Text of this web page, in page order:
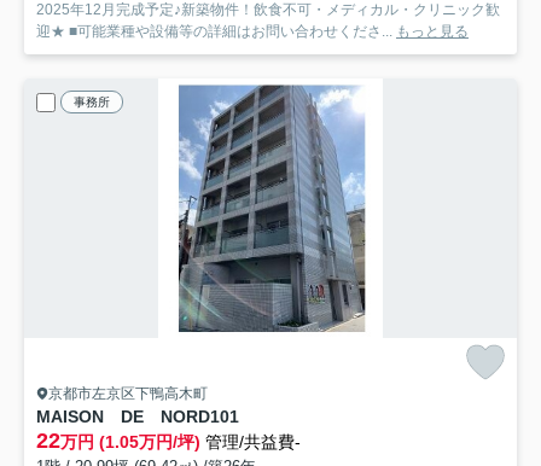
2025年12月完成予定♪新築物件！飲食不可・メディカル・クリニック歓
迎★ ■可能業種や設備等の詳細はお問い合わせくださ... もっと見る
事務所
京都市左京区下鴨高木町
MAISON DE NORD101
22万円 (1.05万円/坪) 管理/共益費-